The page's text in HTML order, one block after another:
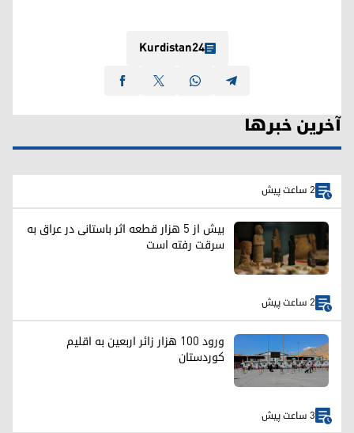
Kurdistan24
آخرین خبرها
2 ساعت پیش
بیش از ۵ هزار قطعه اثر باستانی در عراق به
سرقت رفته است
2 ساعت پیش
ورود ۱۰۰ هزار زائر اربعین به اقلیم
کوردستان
3 ساعت پیش